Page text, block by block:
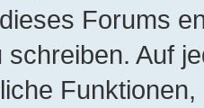
Forums
schreiben. Auf